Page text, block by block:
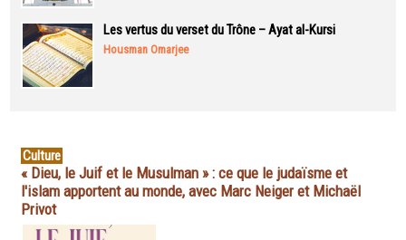
Les vertus du verset du Trône – Ayat al-Kursi
Housman Omarjee
Culture
« Dieu, le Juif et le Musulman » : ce que le judaïsme et
l'islam apportent au monde, avec Marc Neiger et Michaël
Privot